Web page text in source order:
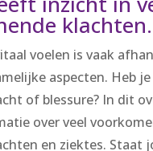
klachten.
voelen is vaak
aspecten. Heb je
of blessure? In dit
over veel
en ziektes. Staat